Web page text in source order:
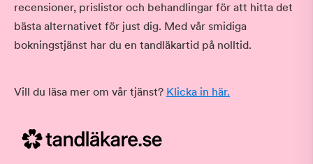
recensioner, prislistor och behandlingar för att hitta det
bästa alternativet för just dig. Med vår smidiga
bokningstjänst har du en tandläkartid på nolltid.
Vill du läsa mer om vår tjänst? Klicka in här.